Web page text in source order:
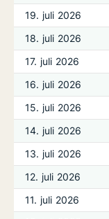
19. juli 2026
18. juli 2026
17. juli 2026
16. juli 2026
15. juli 2026
14. juli 2026
13. juli 2026
12. juli 2026
11. juli 2026